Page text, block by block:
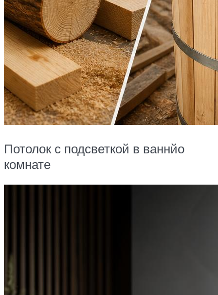
Потолок с подсветкой в ваннйо
комнате